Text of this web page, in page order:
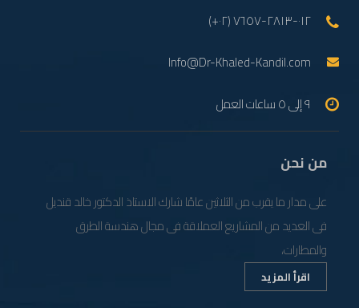
(+٠٢) ٠١٢-٢٨١٣-٧٦٥٧
Info@Dr-Khaled-Kandil.com
٩ إلى ٥ ساعات العمل
من نحن
على مدار ما يقرب من الثلاثين عامًا شارك الاستاذ الدكتور خالد قنديل
فى العديد من المشاريع العملاقة فى مجال هندسة الطرق
والمطارات،
اقرأ المزيد